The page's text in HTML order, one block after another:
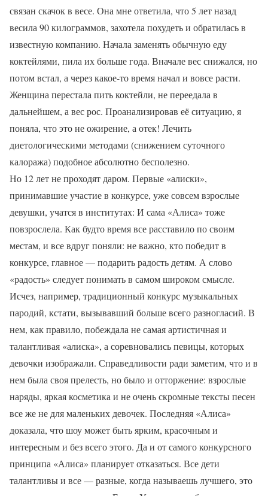
связан скачок в весе. Она мне ответила, что 5 лет назад
весила 90 килограммов, захотела похудеть и обратилась в
известную компанию. Начала заменять обычную еду
коктейлями, пила их больше года. Вначале вес снижался, но
потом встал, а через какое-то время начал и вовсе расти.
Женщина перестала пить коктейли, не переедала в
дальнейшем, а вес рос. Проанализировав её ситуацию, я
поняла, что это не ожирение, а отек! Лечить
диетологическими методами (снижением суточного
калоража) подобное абсолютно бесполезно.
Но 12 лет не проходят даром. Первые «алиски»,
принимавшие участие в конкурсе, уже совсем взрослые
девушки, учатся в институтах: И сама «Алиса» тоже
повзрослела. Как будто время все расставило по своим
местам, и все вдруг поняли: не важно, кто победит в
конкурсе, главное — подарить радость детям. А слово
«радость» следует понимать в самом широком смысле.
Исчез, например, традиционный конкурс музыкальных
пародий, кстати, вызывавший больше всего разногласий. В
нем, как правило, побеждала не самая артистичная и
талантливая «алиска», а соревновались певицы, которых
девочки изображали. Справедливости ради заметим, что и в
нем была своя прелесть, но было и отторжение: взрослые
наряды, яркая косметика и не очень скромные тексты песен
все же не для маленьких девочек. Последняя «Алиса»
доказала, что шоу может быть ярким, красочным и
интересным и без всего этого. Да и от самого конкурсного
принципа «Алиса» планирует отказаться. Все дети
талантливы и все — разные, когда называешь лучшего, это